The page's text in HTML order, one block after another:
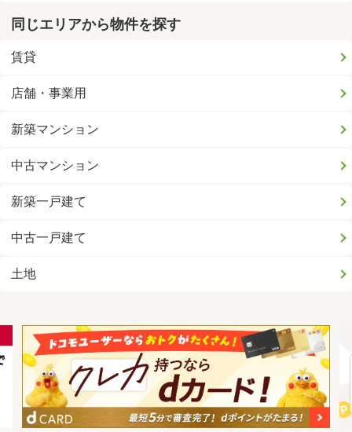
同じエリアから物件を探す
賃貸
店舗・事業用
新築マンション
中古マンション
新築一戸建て
中古一戸建て
土地